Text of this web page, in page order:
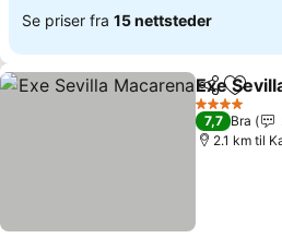
Se priser fra 15 nettsteder
Del Legg
Exe
4 Stjerner
7,7 Bra
2.1 km til